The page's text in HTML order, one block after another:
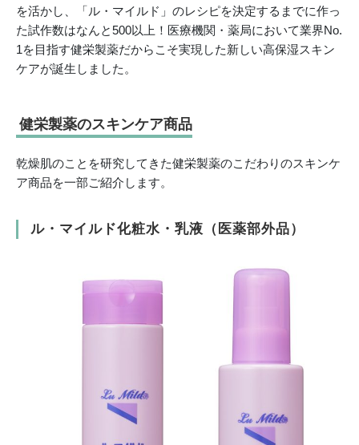
を活かし、「ル・マイルド」のレシピを決定するまでに作っ
た試作数はなんと500以上！医療機関・薬局において業界No.
1を目指す健栄製薬だからこそ実現した新しい高保湿スキン
ケアが誕生しました。
健栄製薬のスキンケア商品
乾燥肌のことを研究してきた健栄製薬のこだわりのスキンケ
ア商品を一部ご紹介します。
ル・マイルド化粧水・乳液（医薬部外品）